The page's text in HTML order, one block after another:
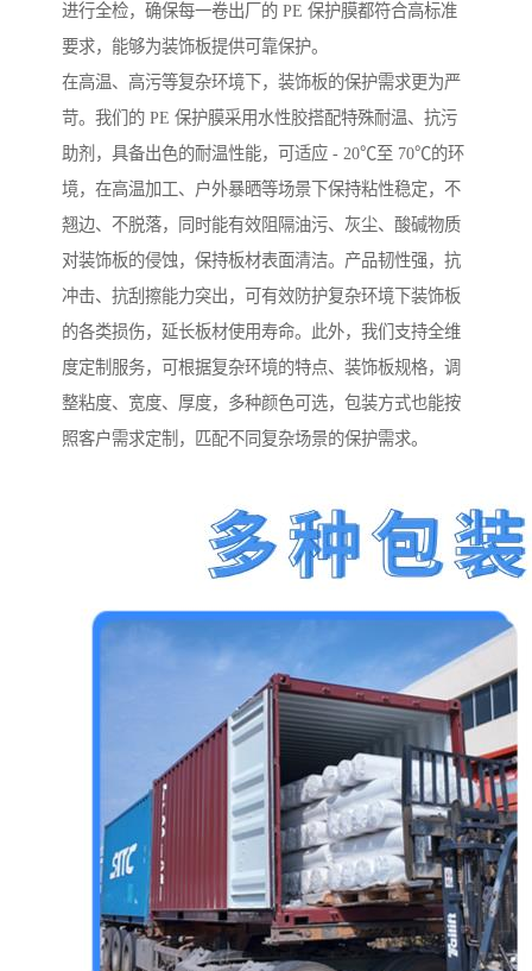
进行全检，确保每一卷出厂的 PE 保护膜都符合高标准
要求，能够为装饰板提供可靠保护。
在高温、高污等复杂环境下，装饰板的保护需求更为严
苛。我们的 PE 保护膜采用水性胶搭配特殊耐温、抗污
助剂，具备出色的耐温性能，可适应 - 20℃至 70℃的环
境，在高温加工、户外暴晒等场景下保持粘性稳定，不
翘边、不脱落，同时能有效阻隔油污、灰尘、酸碱物质
对装饰板的侵蚀，保持板材表面清洁。产品韧性强，抗
冲击、抗刮擦能力突出，可有效防护复杂环境下装饰板
的各类损伤，延长板材使用寿命。此外，我们支持全维
度定制服务，可根据复杂环境的特点、装饰板规格，调
整粘度、宽度、厚度，多种颜色可选，包装方式也能按
照客户需求定制，匹配不同复杂场景的保护需求。